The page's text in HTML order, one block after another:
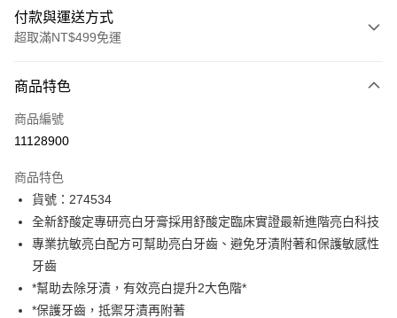
付款與運送方式
超取滿NT$499免運
icash Pay
信用卡一次付款
LINE Pay
Apple Pay
街口支付
悠遊付
商品特色
商品編號
11128900
商品特色
貨號：274534
全新舒酸定專研亮白牙膏採用舒酸定臨床實證最新進階亮白科技
專業抗敏亮白配方可幫助亮白牙齒、避免牙漬附著和保護敏感性
牙齒
*幫助去除牙漬，有效亮白提升2大色階*
*保護牙齒，抵禦牙漬再附著